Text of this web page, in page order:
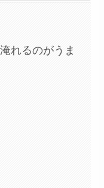
れるのがうま